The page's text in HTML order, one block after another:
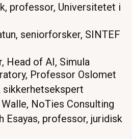
professor, Universitetet i
seniorforsker, SINTEF
Head of AI, Simula
Professor Oslomet
sikkerhetsekspert
NoTies Consulting
Esayas, professor, juridisk